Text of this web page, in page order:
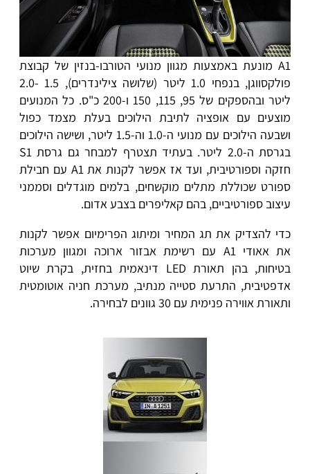
A1 מונעת באמצעות מגוון מנועי הטורבו-בנזין של קבוצת
פולקסווגן, בנפחי 1.0 ליטר (שלושה צילינדרים), 1.5 -2.0
ליטר ובהספקים של 95, 115, 150 ו-200 כ"ס. כל המנועים
מוצעים עם אופציה לתיבת הילוכים בעלת מצמד כפול
ושבעה הילוכים עם מנועי ה-1.0 וה-1.5 ליטר, ושישה הילוכים
בגרסת ה-2.0 ליטר. בעתיד תצטרף למבחר גם גרסת S1
חזקה וספורטיבית, ועד אז אפשר לקנות את A1 עם חבילת
ספורט שכוללת מתלים מוקשחים, בלמים מוגדלים וסממני
עיצוב ספורטיביים, בהם קאליפרים בצבע אדום.
כדי להצדיק את תג המחיר ומיתוג הפרימיום אפשר לקנות
את אאודי A1 עם רשימת אבזור ארוכה ומגוון מערכות
בטיחות, בהן תאורת LED דינאמית בחזית, בקרת שיוט
אדפטיבית, התרעת סטייה מנתיב, מערכת חניה אוטומטית
ותאורת אווירה פנימית עם 30 גוונים לבחירה.